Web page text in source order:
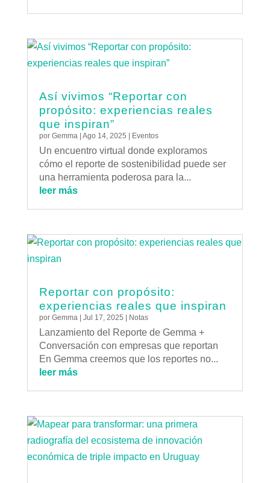
Así vivimos “Reportar con
propósito: experiencias reales
que inspiran”
por Gemma| Ago 14, 2025 Eventos
Un encuentro virtual donde exploramos
cómo el reporte de sostenibilidad puede ser
una herramienta poderosa para la...
leer más
Reportar con propósito:
experiencias reales que inspiran
por Gemma| Jul 17, 2025 Notas
Lanzamiento del Reporte de Gemma +
Conversación con empresas que reportan
En Gemma creemos que los reportes no...
leer más